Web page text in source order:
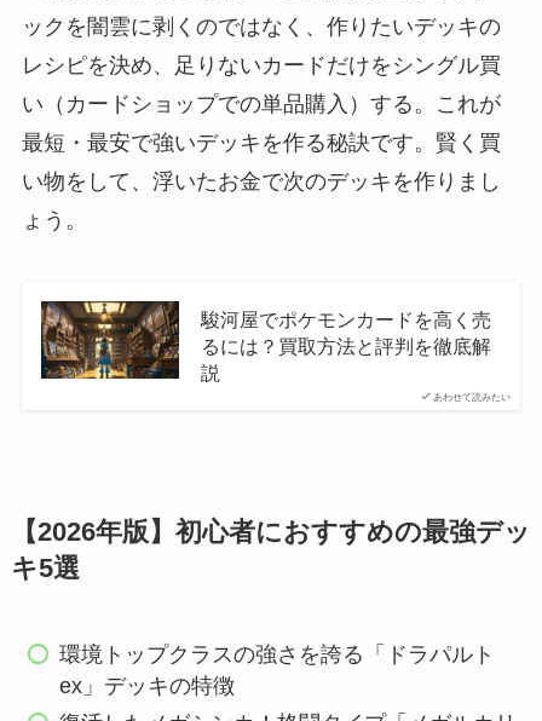
ックを闇雲に剥くのではなく、作りたいデッキの
レシピを決め、足りないカードだけをシングル買
い（カードショップでの単品購入）する。これが
最短・最安で強いデッキを作る秘訣です。賢く買
い物をして、浮いたお金で次のデッキを作りまし
ょう。
あわせて読みたい
駿河屋でポケモンカードを高く売
るには？買取方法と評判を徹底解
説
【2026年版】初心者におすすめの最強デッ
キ5選
環境トップクラスの強さを誇る「ドラパルト
ex」デッキの特徴